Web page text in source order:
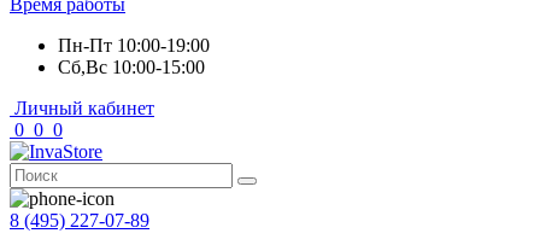
Время работы
Пн-Пт 10:00-19:00
Сб,Вс 10:00-15:00
Личный кабинет
0 0 0
8 (495) 227-07-89